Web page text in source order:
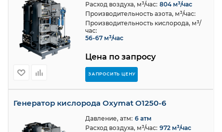
Цена по запросу
ЗАПРОСИТЬ ЦЕНУ
Расход воздуха, м³/час: 804 м³/час
Производительность азота, м³/час:
Производительность кислорода, м³/
час:
56-67 м³/час
Генератор кислорода Oxymat O1250-6
Давление, атм: 6 атм
Расход воздуха, м³/час: 972 м³/час